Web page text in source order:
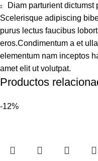
Diam parturient dictumst
Scelerisque adipiscing
purus lectus faucibus
eros.Condimentum a et
elementum nam inceptos
amet elit ut volutpat.
Productos
-12%